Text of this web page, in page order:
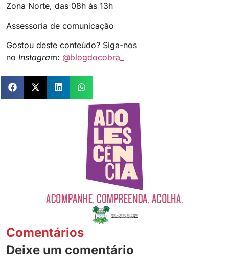
Zona Norte, das 08h às 13h
Assessoria de comunicação
Gostou deste conteúdo? Siga-nos
no Instagram: @blogdocobra_
Comentários
Deixe um comentário